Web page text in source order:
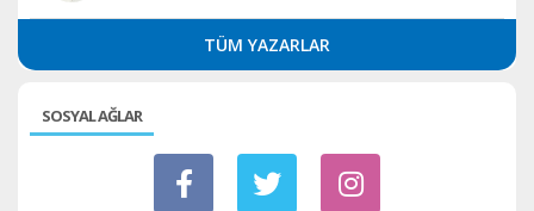
TÜM YAZARLAR
SOSYAL AĞLAR